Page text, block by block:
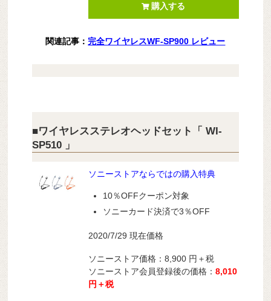
購入する
関連記事： 完全ワイヤレスWF-SP900 レビュー
■ワイヤレスステレオヘッドセット「 WI-
SP510 」
ソニーストアならではの購入特典
10％OFFクーポン対象
ソニーカード決済で3％OFF
2020/7/29 現在価格
ソニーストア価格：8,900 円＋税
ソニーストア会員登録後の価格： 8,010
円＋税